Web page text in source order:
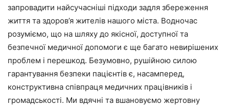
запровадити найсучасніші підходи задля збереження
життя та здоров’я жителів нашого міста. Водночас
розуміємо, що на шляху до якісної, доступної та
безпечної медичної допомоги є ще багато невирішених
проблем і перешкод. Безумовно, рушійною силою
гарантування безпеки пацієнтів є, насамперед,
конструктивна співпраця медичних працівників і
громадськості. Ми вдячні та вшановуємо жертовну